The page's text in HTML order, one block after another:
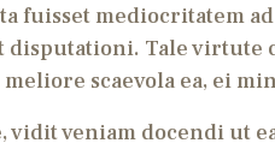
fuisset mediocritatem
disputationi. Tale
scaevola ea, ei
vidit veniam docendi ut